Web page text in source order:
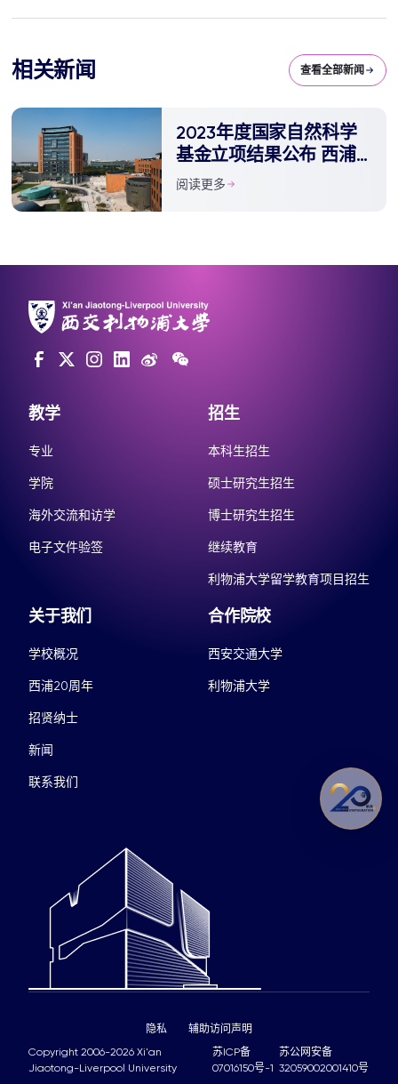
相关新闻 查看全部新闻
2023年度国家自然科学
基金立项结果公布 西浦
获多项资助
阅读更多
教学
专业
学院
海外交流和访学
电子文件验签
招生
本科生招生
硕士研究生招生
博士研究生招生
继续教育
利物浦大学留学教育项目招生
关于我们
学校概况
西浦20周年
招贤纳士
新闻
联系我们
合作院校
西安交通大学
利物浦大学
Copyright 2006-2026 Xi'an
Jiaotong-Liverpool University
苏ICP备
07016150号-1
苏公网安备
32059002001410号
隐私 辅助访问声明